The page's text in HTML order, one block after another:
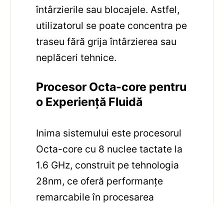
întârzierile sau blocajele. Astfel,
utilizatorul se poate concentra pe
traseu fără grija întârzierea sau
neplăceri tehnice.
Procesor Octa-core pentru
o Experiență Fluidă
Inima sistemului este procesorul
Octa-core cu 8 nuclee tactate la
1.6 GHz, construit pe tehnologia
28nm, ce oferă performanțe
remarcabile în procesarea